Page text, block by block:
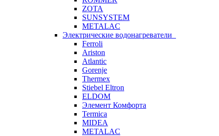
ZOTA
SUNSYSTEM
METALAC
Электрические водонагреватели
Ferroli
Ariston
Atlantic
Gorenje
Thermex
Stiebel Eltron
ELDOM
Элемент Комфорта
Termica
MIDEA
METALAC